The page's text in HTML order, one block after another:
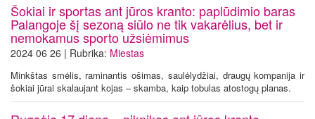
Šokiai ir sportas ant jūros kranto: paplūdimio baras
Palangoje šį sezoną siūlo ne tik vakarėlius, bet ir
nemokamus sporto užsiėmimus
2024 06 26 | Rubrika: Miestas
Minkštas smėlis, raminantis ošimas, saulėlydžiai, draugų kompanija ir
šokiai jūrai skalaujant kojas – skamba, kaip tobulas atostogų planas.